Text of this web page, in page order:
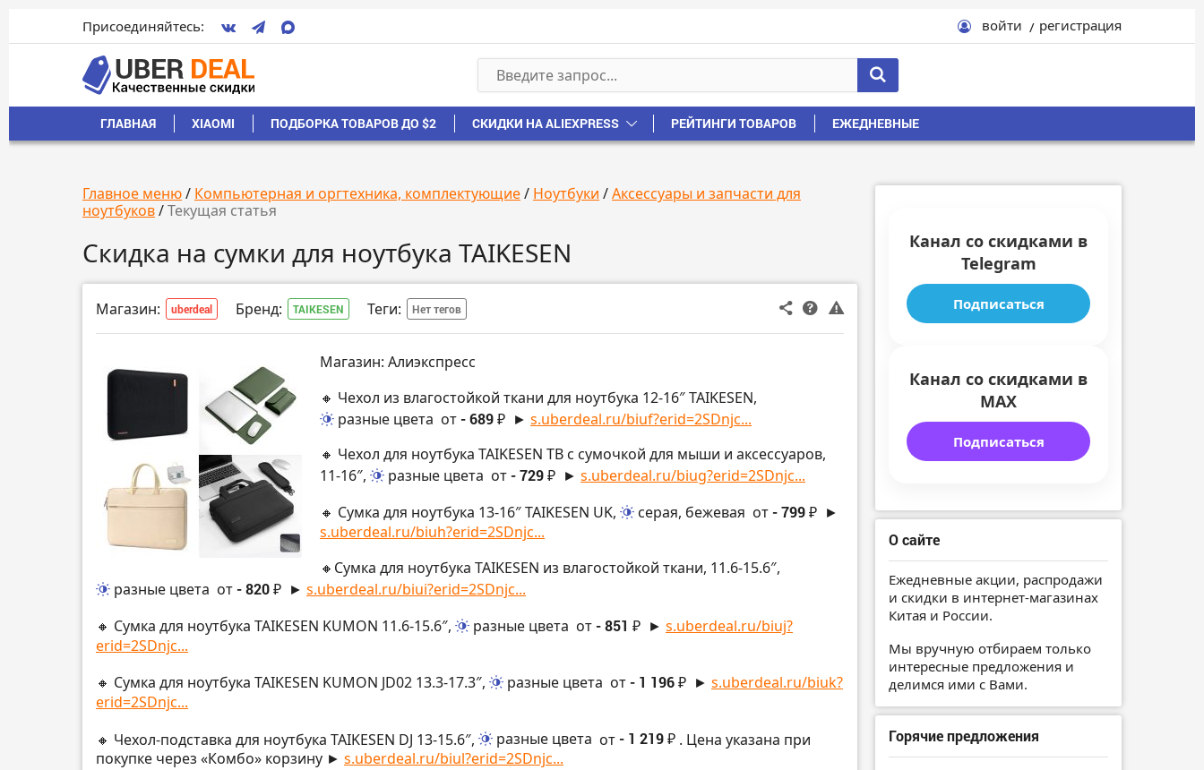
Присоединяйтесь: войти регистрация
ГЛАВНАЯ XIAOMI ПОДБОРКА ТОВАРОВ ДО $2 СКИДКИ НА ALIEXPRESS РЕЙТИНГИ ТОВАРОВ ЕЖЕДНЕВНЫЕ
Главное меню/ Компьютерная и оргтехника, комплектующие/ Ноутбуки /Аксессуары и запчасти для
ноутбуков/Текущая статья
Скидка на сумки для ноутбука TAIKESEN
Магазин: uberdeal Бренд: TAIKESEN Теги: Нет тегов
Магазин: Алиэкспресс
🔸 Чехол из влагостойкой ткани для ноутбука 12-16″ TAIKESEN,
разные цвета от- 689 ₽ ► s.uberdeal.ru/biuf?erid=2SDnjc...
🔸 Чехол для ноутбука TAIKESEN TB с сумочкой для мыши и аксессуаров,
11-16″,
разные цвета от- 729 ₽ ► s.uberdeal.ru/biug?erid=2SDnjc...
🔸 Сумка для ноутбука 13-16″ TAIKESEN UK,
серая, бежевая от- 799 ₽ ►
s.uberdeal.ru/biuh?erid=2SDnjc...
🔸Сумка для ноутбука TAIKESEN из влагостойкой ткани, 11.6-15.6″,
разные цвета от- 820 ₽ ► s.uberdeal.ru/biui?erid=2SDnjc...
🔸 Сумка для ноутбука TAIKESEN KUMON 11.6-15.6″,
разные цвета от- 851 ₽ ► s.uberdeal.ru/biuj?
erid=2SDnjc...
🔸 Сумка для ноутбука TAIKESEN KUMON JD02 13.3-17.3″,
разные цвета от- 1 196 ₽ ► s.uberdeal.ru/biuk?
erid=2SDnjc...
🔸 Чехол-подставка для ноутбука TAIKESEN DJ 13-15.6″,
разные цвета от- 1 219 ₽ . Цена указана при
покупке через «Комбо» корзину ► s.uberdeal.ru/biul?erid=2SDnjc...
Канал со скидками в
Telegram
Подписаться
Канал со скидками в
MAX
Подписаться
О сайте
Ежедневные акции, распродажи
и скидки в интернет-магазинах
Китая и России.
Мы вручную отбираем только
интересные предложения и
делимся ими с Вами.
Горячие предложения